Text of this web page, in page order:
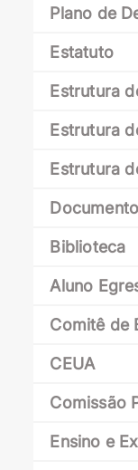
Plano de
Estatuto
Estrutura
Estrutura
Estrutura
Biblioteca
Aluno
Comitê de
CEUA
Comissão
Ensino e